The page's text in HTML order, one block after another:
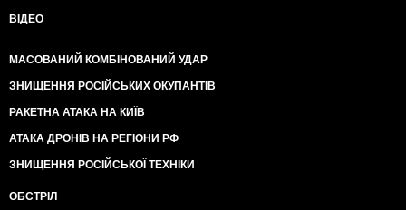
ВІДЕО
МАСОВАНИЙ КОМБІНОВАНИЙ УДАР
ЗНИЩЕННЯ РОСІЙСЬКИХ ОКУПАНТІВ
РАКЕТНА АТАКА НА КИЇВ
АТАКА ДРОНІВ НА РЕГІОНИ РФ
ЗНИЩЕННЯ РОСІЙСЬКОЇ ТЕХНІКИ
ОБСТРІЛ